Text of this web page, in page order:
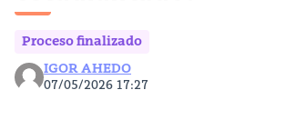
Proceso finalizado
IGOR AHEDO
07/05/2026 17:27